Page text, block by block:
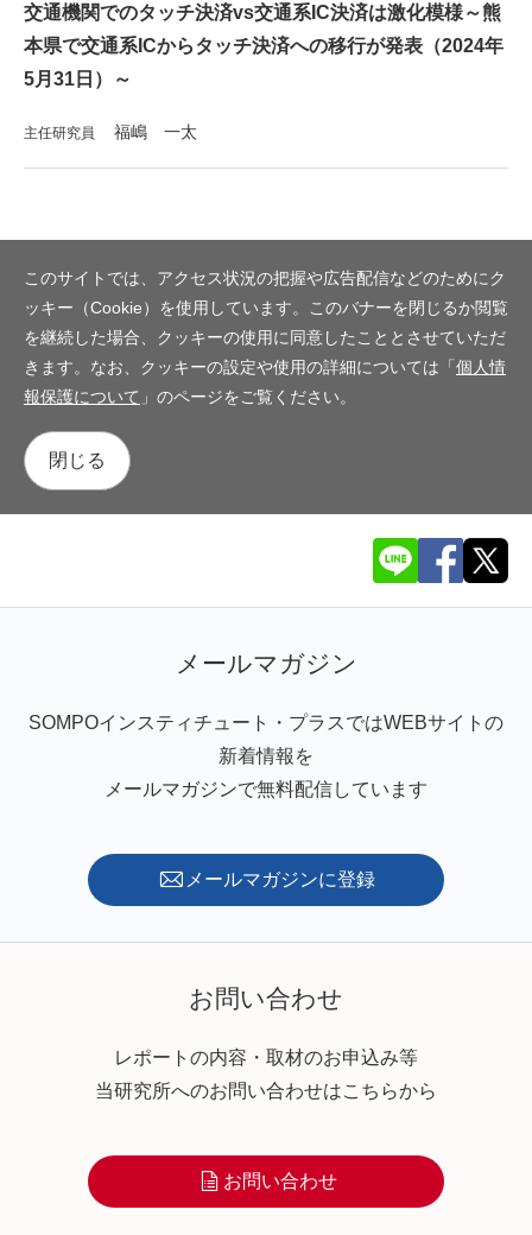
交通機関でのタッチ決済vs交通系IC決済は激化模様～熊
本県で交通系ICからタッチ決済への移行が発表（2024年
5月31日）～
主任研究員 福嶋 一太
このサイトでは、アクセス状況の把握や広告配信などのためにク
ッキー（Cookie）を使用しています。このバナーを閉じるか閲覧
を継続した場合、クッキーの使用に同意したこととさせていただ
きます。なお、クッキーの設定や使用の詳細については「個人情
報保護について 」のページをご覧ください。
閉じる
メールマガジン
SOMPOインスティチュート・プラスではWEBサイトの
新着情報を
メールマガジンで無料配信しています
メールマガジンに登録
お問い合わせ
レポートの内容・取材のお申込み等
当研究所へのお問い合わせはこちらから
お問い合わせ